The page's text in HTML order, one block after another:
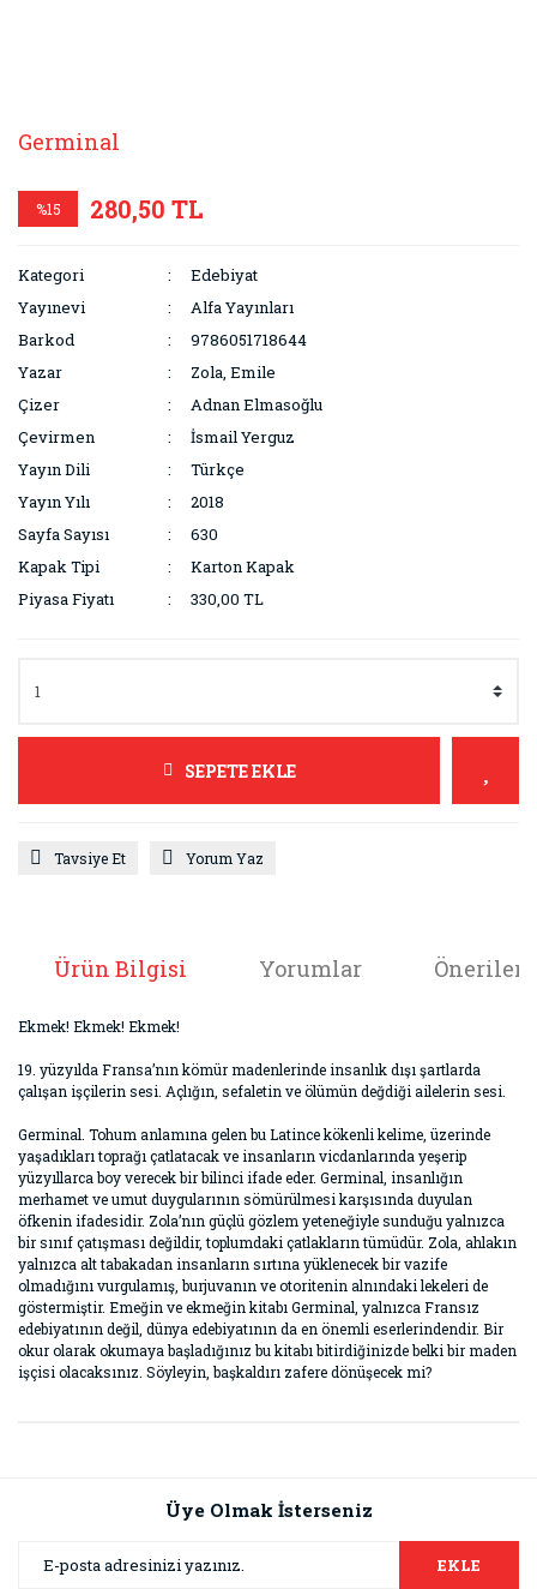
Germinal
%15 280,50 TL
Kategori
Edebiyat
Yayınevi
Alfa Yayınları
Barkod
9786051718644
Yazar
Zola, Emile
Çizer
Adnan Elmasoğlu
Çevirmen
İsmail Yerguz
Yayın Dili
Türkçe
Yayın Yılı
2018
Sayfa Sayısı
630
Kapak Tipi
Karton Kapak
Piyasa Fiyatı
330,00 TL
SEPETE EKLE
Tavsiye Et Yorum Yaz
Ürün Bilgisi Yorumlar
Ekmek! Ekmek! Ekmek!
19. yüzyılda Fransa’nın kömür madenlerinde insanlık dışı şartlarda
çalışan işçilerin sesi. Açlığın, sefaletin ve ölümün değdiği ailelerin sesi.
Germinal. Tohum anlamına gelen bu Latince kökenli kelime, üzerinde
yaşadıkları toprağı çatlatacak ve insanların vicdanlarında yeşerip
yüzyıllarca boy verecek bir bilinci ifade eder. Germinal, insanlığın
merhamet ve umut duygularının sömürülmesi karşısında duyulan
öfkenin ifadesidir. Zola’nın güçlü gözlem yeteneğiyle sunduğu yalnızca
bir sınıf çatışması değildir, toplumdaki çatlakların tümüdür. Zola, ahlakın
yalnızca alt tabakadan insanların sırtına yüklenecek bir vazife
olmadığını vurgulamış, burjuvanın ve otoritenin alnındaki lekeleri de
göstermiştir. Emeğin ve ekmeğin kitabı Germinal, yalnızca Fransız
edebiyatının değil, dünya edebiyatının da en önemli eserlerindendir. Bir
okur olarak okumaya başladığınız bu kitabı bitirdiğinizde belki bir maden
işçisi olacaksınız. Söyleyin, başkaldırı zafere dönüşecek mi?
Görüş ve önerileriniz için teşekkür ederiz.
Ürün resmi kalitesiz, bozuk veya görüntülenemiyor.
Üye Olmak İsterseniz
EKLE